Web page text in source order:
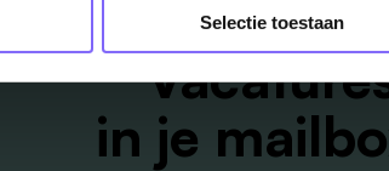
Selectie toestaan
in je